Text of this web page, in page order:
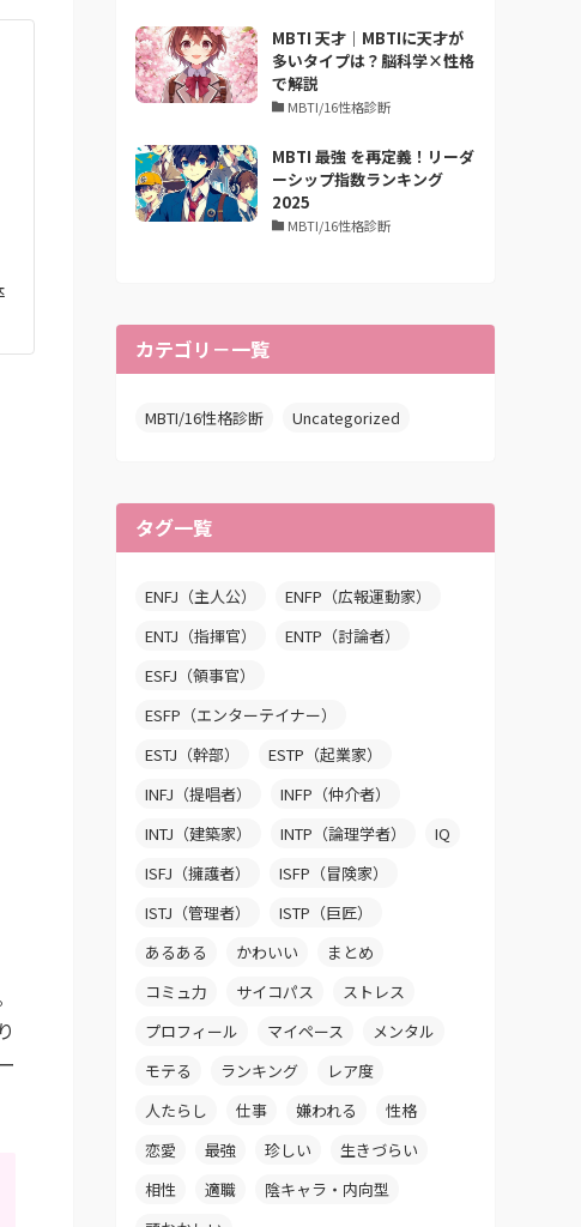
MBTI 天才｜MBTIに天才が
多いタイプは？脳科学×性格
で解説
MBTI/16性格診断
MBTI 最強 を再定義！リーダ
ーシップ指数ランキング
2025
MBTI/16性格診断
カテゴリ－一覧
MBTI/16性格診断 Uncategorized
タグ一覧
ENFJ（主人公）
ENFP（広報運動家）
ENTJ（指揮官）
ENTP（討論者）
ESFJ（領事官）
ESFP（エンターテイナー）
ESTJ（幹部）
ESTP（起業家）
INFJ（提唱者）
INFP（仲介者）
INTJ（建築家）
INTP（論理学者）
IQ
ISFJ（擁護者）
ISFP（冒険家）
ISTJ（管理者）
ISTP（巨匠）
あるある
かわいい
まとめ
コミュ力
サイコパス
ストレス
プロフィール
マイペース
メンタル
モテる
ランキング
レア度
人たらし
仕事 嫌われる
性格
恋愛
最強 珍しい
生きづらい
相性
適職
陰キャラ・内向型